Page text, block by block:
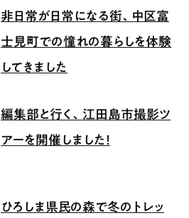
非日常が日常になる街、中区富
士見町での憧れの暮らしを体験
してきました
編集部と行く、江田島市撮影ツ
アーを開催しました！
ひろしま県民の森で冬のトレッ